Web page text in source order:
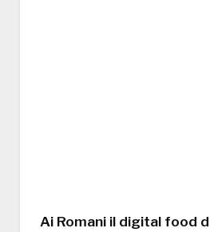
Ai Romani il digital food